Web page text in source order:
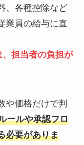
、各種控除など
業員の給与に直
担当者の負担が
や価格だけで判
ールや承認フロ
必要がありま